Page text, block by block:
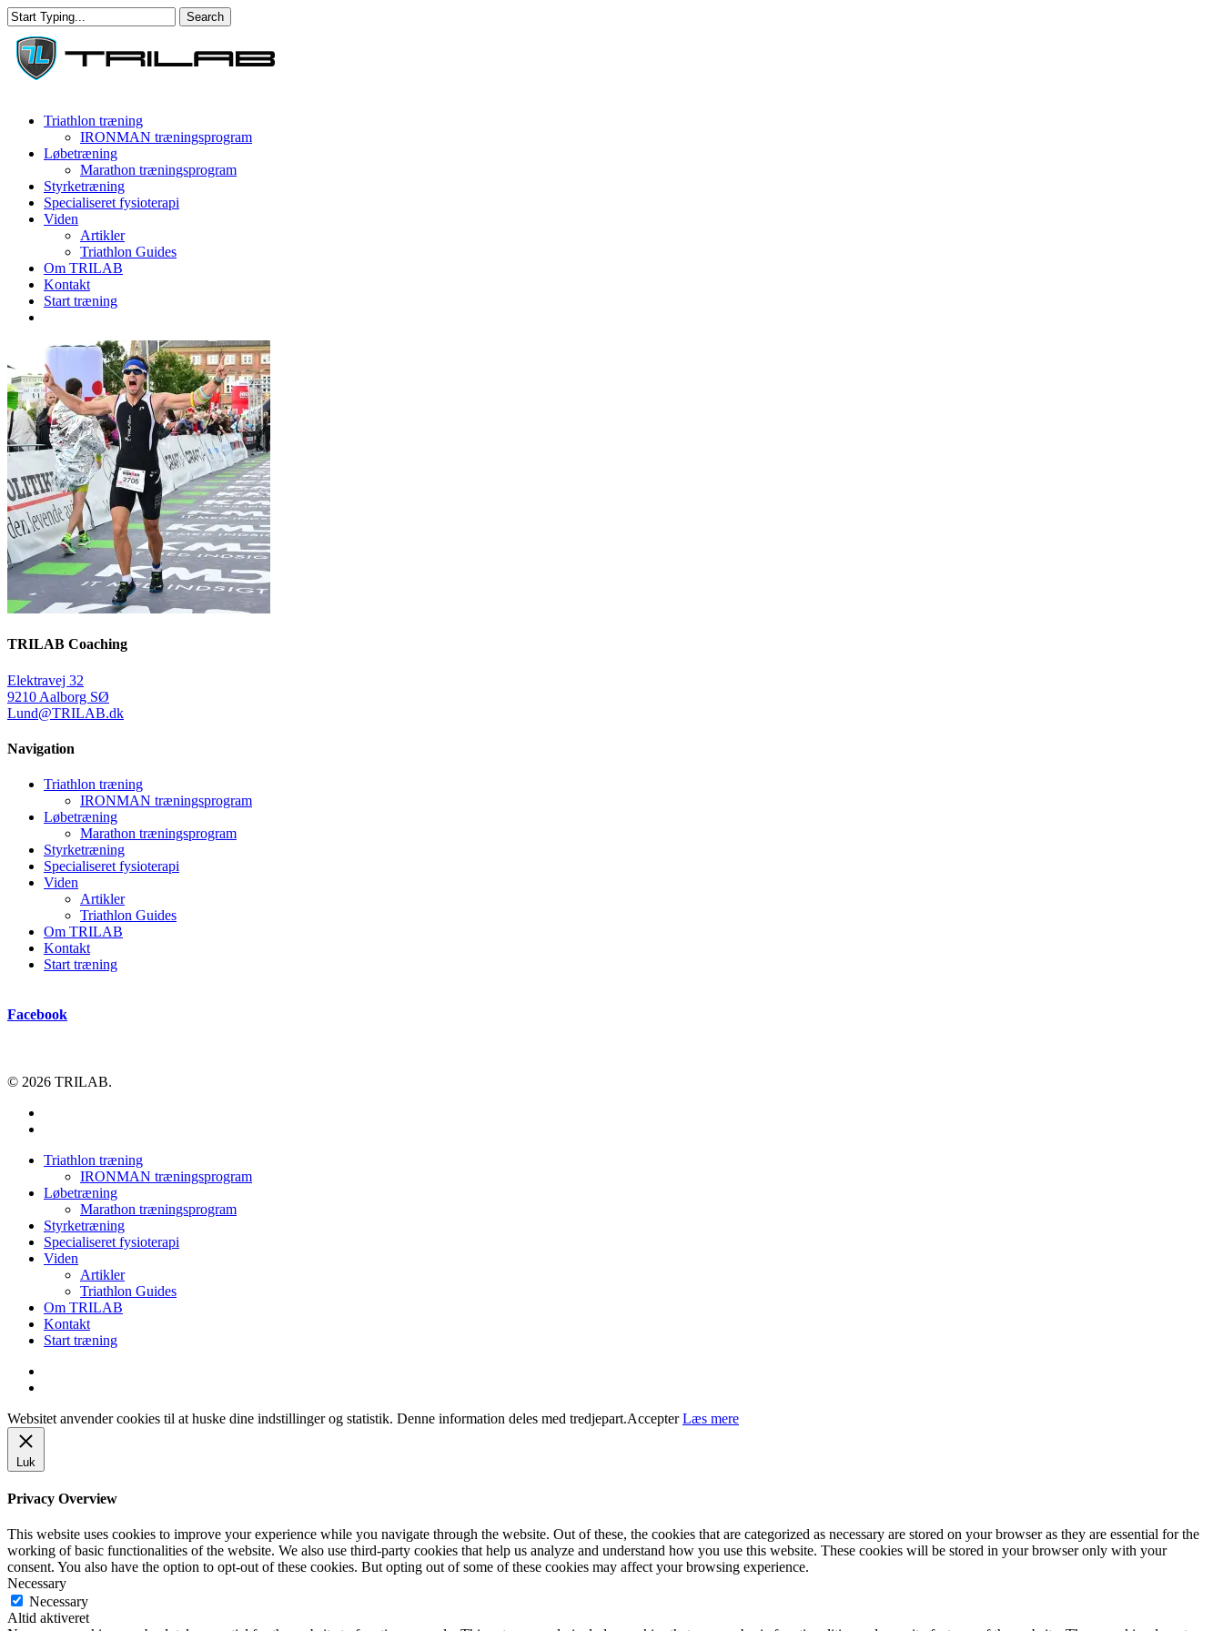
Skip
to
main
content
Search
Close
Search
Menu
Triathlon træning
IRONMAN træningsprogram
Løbetræning
Marathon træningsprogram
Styrketræning
Specialiseret fysioterapi
Viden
Artikler
Triathlon Guides
Om TRILAB
Kontakt
Start træning
TRILAB Coaching
Elektravej 32
9210 Aalborg SØ
Lund@TRILAB.dk
Navigation
Triathlon træning
IRONMAN træningsprogram
Løbetræning
Marathon træningsprogram
Styrketræning
Specialiseret fysioterapi
Viden
Artikler
Triathlon Guides
Om TRILAB
Kontakt
Start træning
Facebook
© 2026 TRILAB.
Close
Triathlon træning
IRONMAN træningsprogram
Løbetræning
Marathon træningsprogram
Styrketræning
Specialiseret fysioterapi
Viden
Artikler
Triathlon Guides
Om TRILAB
Kontakt
Start træning
Websitet anvender cookies til at huske dine indstillinger og statistik. Denne information deles med tredjepart.Accepter Læs mere
Luk
Privacy Overview
This website uses cookies to improve your experience while you navigate through the website. Out of these, the cookies that are categorized as necessary are stored on your browser as they are essential for the
working of basic functionalities of the website. We also use third-party cookies that help us analyze and understand how you use this website. These cookies will be stored in your browser only with your
consent. You also have the option to opt-out of these cookies. But opting out of some of these cookies may affect your browsing experience.
Necessary
Necessary
Altid aktiveret